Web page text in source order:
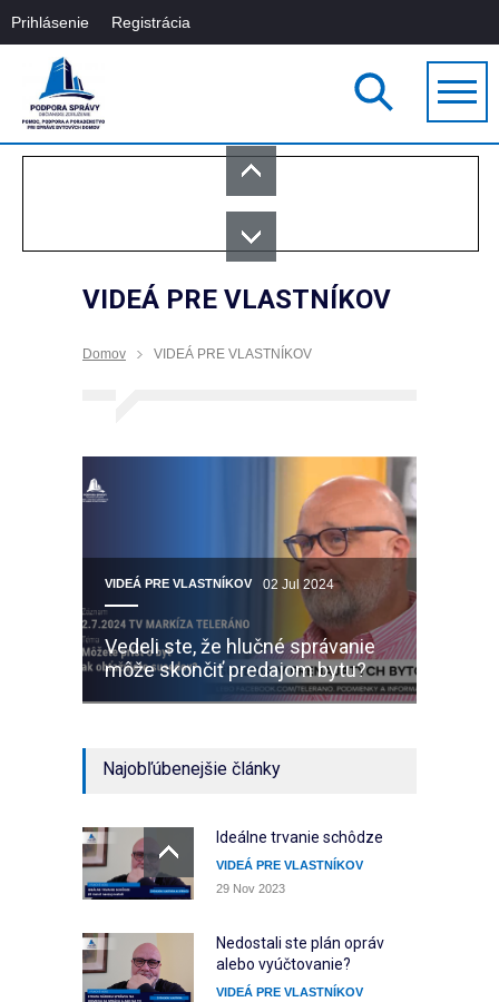
Prihlásenie Registrácia
VIDEÁ PRE VLASTNÍKOV
Domov VIDEÁ PRE VLASTNÍKOV
VIDEÁ PRE VLASTNÍKOV 02 Jul 2024
Vedeli ste, že hlučné správanie
môže skončiť predajom bytu?
Najobľúbenejšie články
Ideálne trvanie schôdze
VIDEÁ PRE VLASTNÍKOV
29 Nov 2023
Nedostali ste plán opráv
alebo vyúčtovanie?
VIDEÁ PRE VLASTNÍKOV